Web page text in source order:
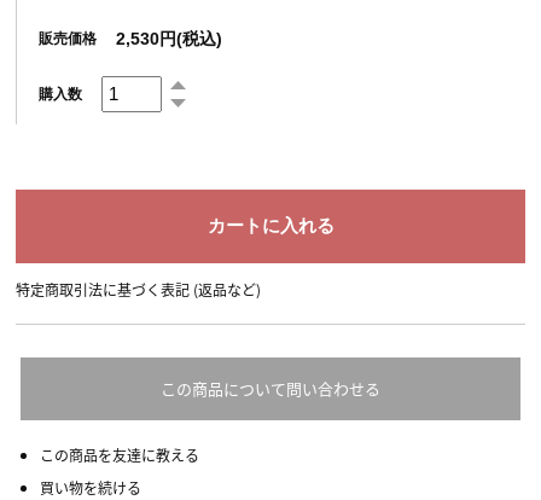
販売価格 2,530円(税込)
購入数
特定商取引法に基づく表記 (返品など)
この商品について問い合わせる
この商品を友達に教える
買い物を続ける